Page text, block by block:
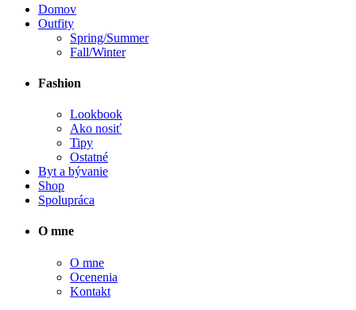
Domov
Outfity
Spring/Summer
Fall/Winter
Fashion
Lookbook
Ako nosiť
Tipy
Ostatné
Byt a bývanie
Shop
Spolupráca
O mne
O mne
Ocenenia
Kontakt